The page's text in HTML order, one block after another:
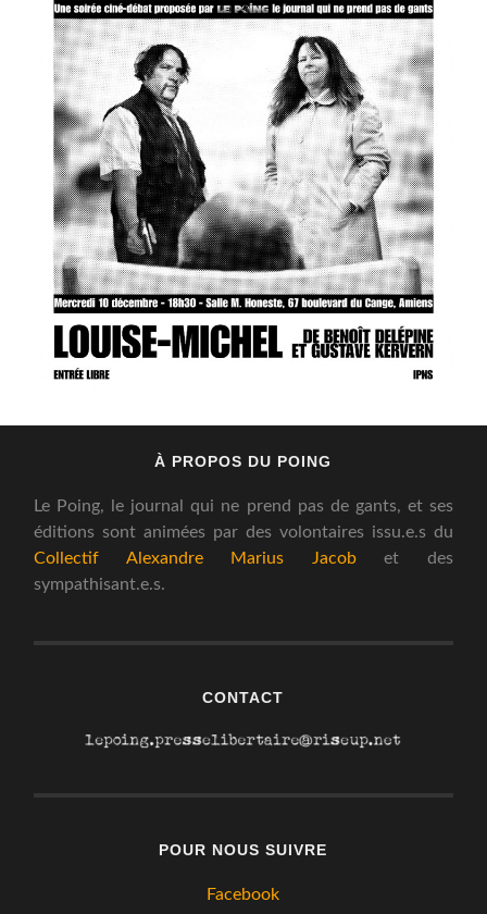
À PROPOS DU POING
Le Poing, le journal qui ne prend pas de gants, et ses
éditions sont animées par des volontaires issu.e.s du
Collectif Alexandre Marius Jacobet des
sympathisant.e.s.
CONTACT
POUR NOUS SUIVRE
Facebook